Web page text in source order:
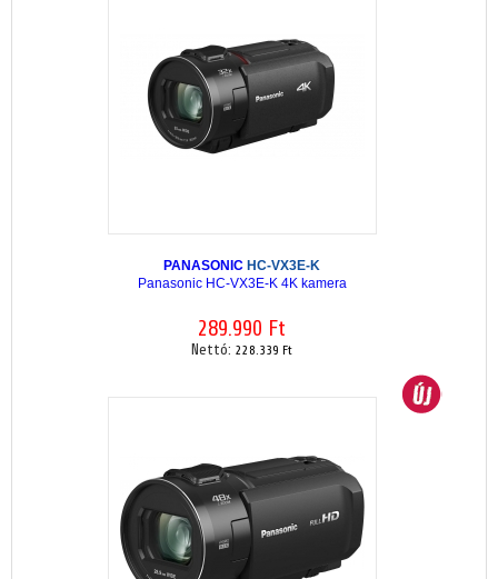
PANASONIC HC-VX3E-K
Panasonic HC-VX3E-K 4K kamera
289.990 Ft
Nettó: 228.339 Ft